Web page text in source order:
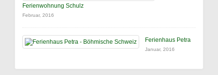
Ferienwohnung Schulz
Februar, 2016
Ferienhaus Petra
Januar, 2016